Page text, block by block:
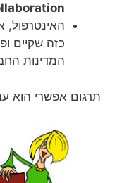
האינטרפול,
כזה שקיים
המדינות
תרגום אפשרי הוא